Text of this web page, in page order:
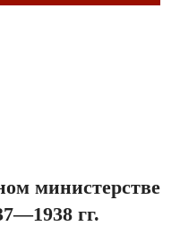
министерстве
гг.